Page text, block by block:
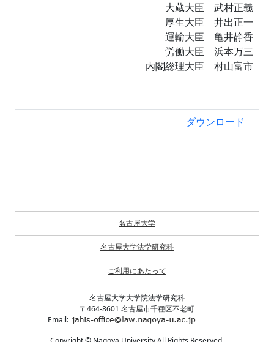
大蔵大臣 武村正義
厚生大臣 井出正一
運輸大臣 亀井静香
労働大臣 浜本万三
内閣総理大臣 村山富市
ダウンロード
名古屋大学
名古屋大学法学研究科
ご利用にあたって
名古屋大学大学院法学研究科
〒464-8601 名古屋市千種区不老町
Email: